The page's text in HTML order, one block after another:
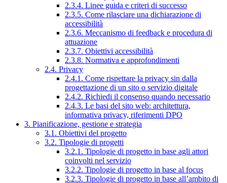
2.3.4. Linee guida e criteri di successo
2.3.5. Come rilasciare una dichiarazione di
accessibilità
2.3.6. Meccanismo di feedback e procedura di
attuazione
2.3.7. Obiettivi accessibilità
2.3.8. Normativa e approfondimenti
2.4. Privacy
2.4.1. Come rispettare la privacy sin dalla
progettazione di un sito o servizio digitale
2.4.2. Richiedi il consenso quando necessario
2.4.3. Le basi del sito web: architettura,
informativa privacy, riferimenti DPO
3. Pianificazione, gestione e strategia
3.1. Obiettivi del progetto
3.2. Tipologie di progetti
3.2.1. Tipologie di progetto in base agli attori
coinvolti nel servizio
3.2.2. Tipologie di progetto in base al focus
3.2.3. Tipologie di progetto in base all’ambito di